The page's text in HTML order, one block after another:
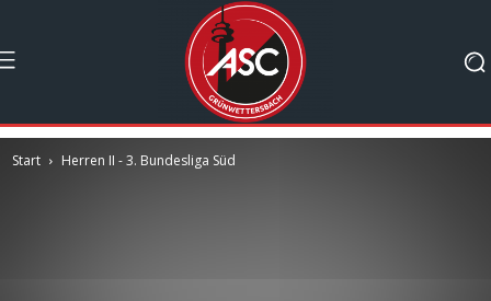
Start Herren II - 3. Bundesliga Süd